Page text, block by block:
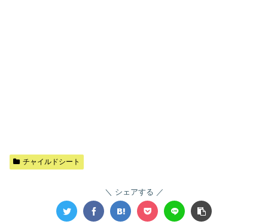
チャイルドシート
シェアする